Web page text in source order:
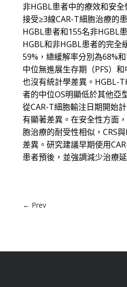
非HGBL患者中的療效和安
接受≥3線CAR-T細胞治療的
HGBL患者和155名非HGBL
HGBL和非HGBL患者的完全
59%，總緩解率分別為68%
中位無進展生存期（PFS）和
也沒有統計學差異。HGBL-
者的中位OS明顯低於其他亞
從CAR-T細胞輸注日期開始
有顯著差異。在安全性方面
胞治療的耐受性相似，CRS
差異。研究建議早期使用
患者預後，並強調減少治療
← Prev